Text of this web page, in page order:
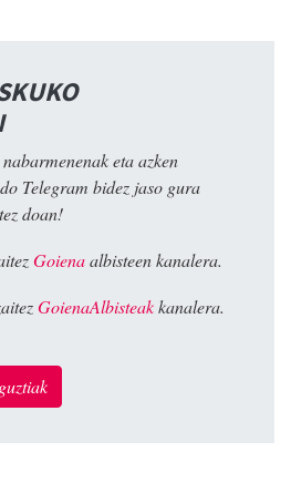
eta azken
Telegram bidez jaso gura
doan!
Goienaalbisteen kanalera.
GoienaAlbisteakkanalera.